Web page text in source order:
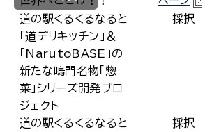
道の駅くるくるなると
「道デリキッチン」＆
「NarutoBASE」の
新たな鳴門名物「惣
菜」シリーズ開発プロ
ジェクト
採択
道の駅くるくるなると
採択